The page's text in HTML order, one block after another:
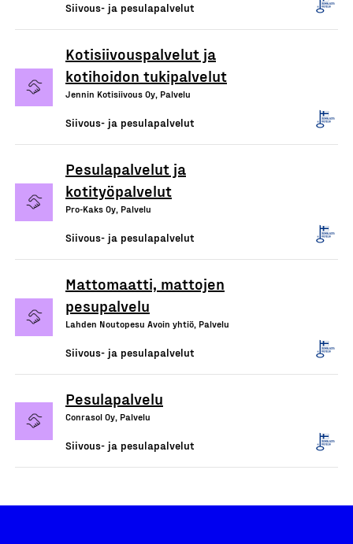
Siivous- ja pesulapalvelut
Kotisiivouspalvelut ja
kotihoidon tukipalvelut
Jennin Kotisiivous Oy, Palvelu
Siivous- ja pesulapalvelut
Pesulapalvelut ja
kotityöpalvelut
Pro-Kaks Oy, Palvelu
Siivous- ja pesulapalvelut
Mattomaatti, mattojen
pesupalvelu
Lahden Noutopesu Avoin yhtiö, Palvelu
Siivous- ja pesulapalvelut
Pesulapalvelu
Conrasol Oy, Palvelu
Siivous- ja pesulapalvelut